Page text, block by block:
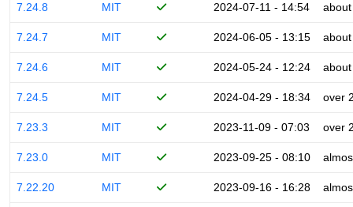
7.24.8 MIT 2024-07-11 - 14:54
7.24.7 MIT 2024-06-05 - 13:15
7.24.6 MIT 2024-05-24 - 12:24
7.24.5 MIT 2024-04-29 - 18:34 over
7.23.3 MIT 2023-11-09 - 07:03 over
7.23.0 MIT 2023-09-25 - 08:10
7.22.20 MIT 2023-09-16 - 16:28